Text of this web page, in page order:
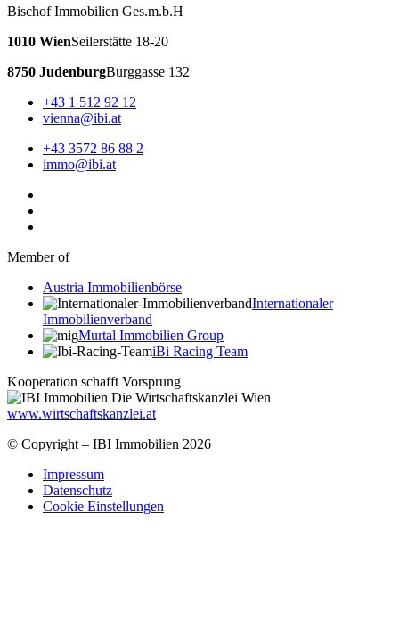
Bischof Immobilien Ges.m.b.H
1010 WienSeilerstätte 18-20
8750 JudenburgBurggasse 132
+43 1 512 92 12
vienna@ibi.at
+43 3572 86 88 2
immo@ibi.at
Member of
Austria Immobilienbörse
Internationaler
Immobilienverband
Murtal Immobilien Group
iBi Racing Team
Kooperation schafft Vorsprung
www.wirtschaftskanzlei.at
© Copyright – IBI Immobilien 2026
Impressum
Datenschutz
Cookie Einstellungen